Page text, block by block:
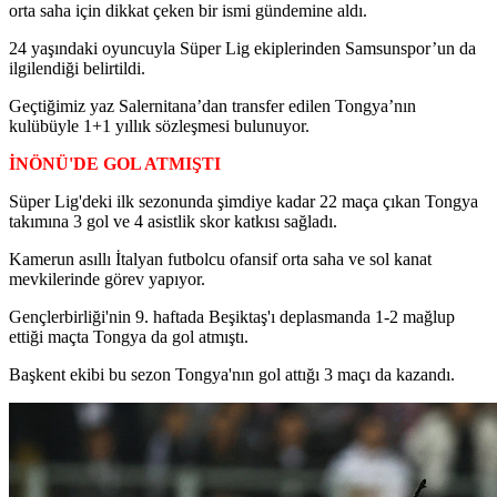
orta saha için dikkat çeken bir ismi gündemine aldı.
24 yaşındaki oyuncuyla Süper Lig ekiplerinden Samsunspor’un da
ilgilendiği belirtildi.
Geçtiğimiz yaz Salernitana’dan transfer edilen Tongya’nın
kulübüyle 1+1 yıllık sözleşmesi bulunuyor.
İNÖNÜ'DE GOL ATMIŞTI
Süper Lig'deki ilk sezonunda şimdiye kadar 22 maça çıkan Tongya
takımına 3 gol ve 4 asistlik skor katkısı sağladı.
Kamerun asıllı İtalyan futbolcu ofansif orta saha ve sol kanat
mevkilerinde görev yapıyor.
Gençlerbirliği'nin 9. haftada Beşiktaş'ı deplasmanda 1-2 mağlup
ettiği maçta Tongya da gol atmıştı.
Başkent ekibi bu sezon Tongya'nın gol attığı 3 maçı da kazandı.